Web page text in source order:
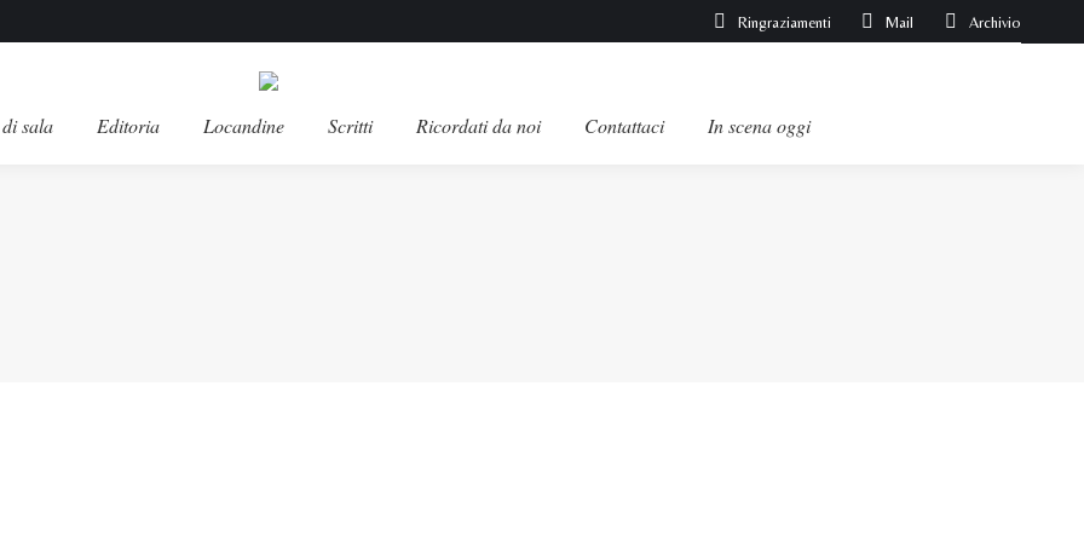
Ringraziamenti Mail Archivio
sala Editoria Locandine Scritti Ricordati da noi Contattaci In scena oggi